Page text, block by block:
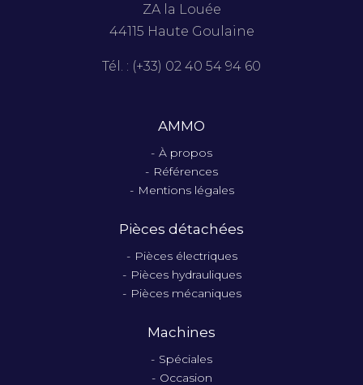
ZA la Louée
44115 Haute Goulaine
Tél. : (+33) 02 40 54 94 60
AMMO
À propos
Références
Mentions légales
Pièces détachées
Pièces électriques
Pièces hydrauliques
Pièces mécaniques
Machines
Spéciales
Occasion